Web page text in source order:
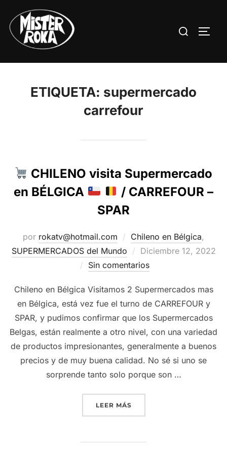
contenido
Buscar:
ETIQUETA: supermercado
carrefour
CHILENO visita Supermercado
en BÉLGICA
/ CARREFOUR –
SPAR
por rokatv@hotmail.com Chileno en Bélgica,
SUPERMERCADOS del Mundo
Publicado
el
Diciembre 12, 2022
Sin comentarios
Chileno en Bélgica Visitamos 2 Supermercados mas
en Bélgica, está vez fue el turno de CARREFOUR y
SPAR, y pudimos confirmar que los Supermercados
Belgas, están realmente a otro nivel, con una variedad
de productos impresionantes, generalmente a buenos
precios y de muy buena calidad. No sé si uno se
sorprende tanto solo porque son …
LEER MÁS“